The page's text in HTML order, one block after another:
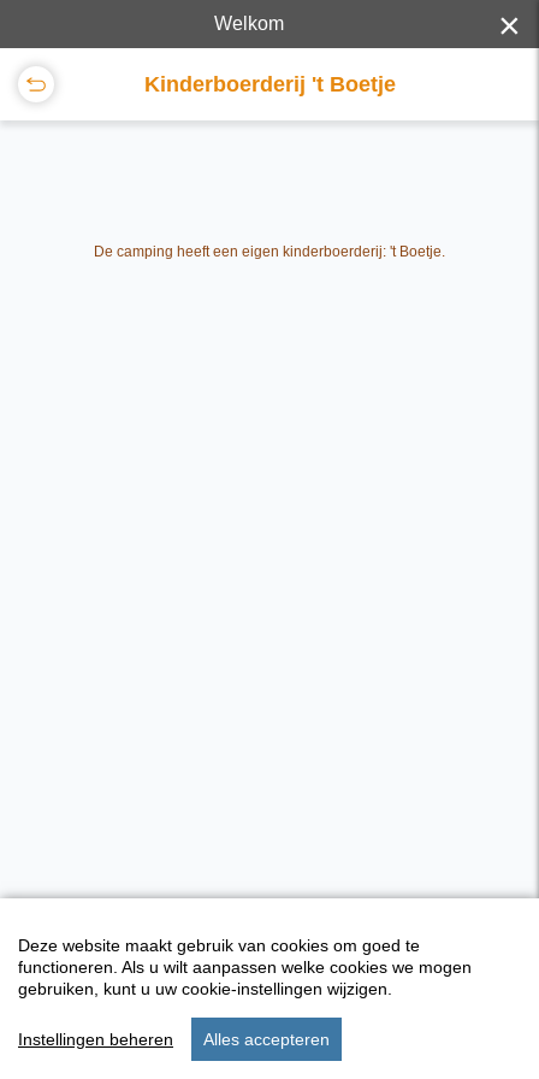
Welkom ×
Kinderboerderij 't Boetje
De camping heeft een eigen kinderboerderij: 't Boetje.
start verblijf instellingen
Deze website maakt gebruik van cookies om goed te
functioneren. Als u wilt aanpassen welke cookies we mogen
gebruiken, kunt u uw cookie-instellingen wijzigen.
Instellingen beheren Alles accepteren